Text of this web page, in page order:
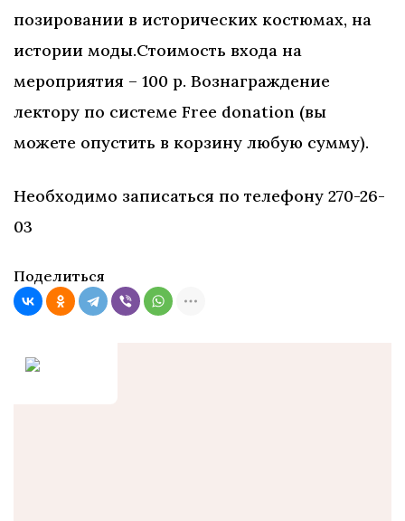
позировании в исторических костюмах, на
истории моды.Стоимость входа на
мероприятия – 100 р. Вознаграждение
лектору по системе Free donation (вы
можете опустить в корзину любую сумму).
Необходимо записаться по телефону 270-26-
03
Поделиться